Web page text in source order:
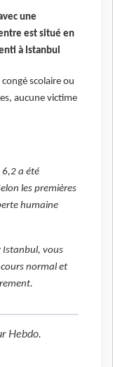
une
est situé en
à Istanbul
scolaire ou
aucune victime
a été
les premières
humaine
Istanbul, vous
normal et
Hebdo.